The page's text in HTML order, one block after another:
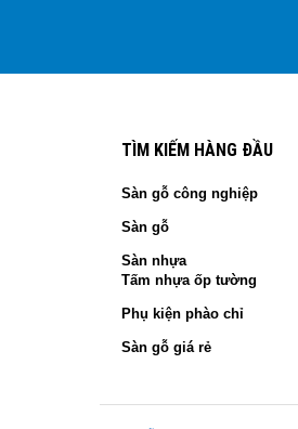
TÌM KIẾM HÀNG ĐẦU
Sàn gỗ công nghiệp
Sàn gỗ
Sàn nhựa
Tấm nhựa ốp tường
Phụ kiện phào chỉ
Sàn gỗ giá rẻ